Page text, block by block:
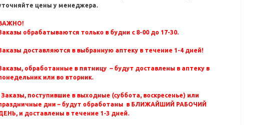
цены у менеджера.
обрабатываются только в будни с 8-00 до 17-30.
доставляются в выбранную аптеку в течение 1-4 дней!
обработанные в пятницу – будут доставлены в аптеку в
или во вторник.
Заказы, поступившие в выходные (суббота, воскресенье) или
дни – будут обработаны в БЛИЖАЙШИЙ РАБОЧИЙ
и доставлены в течение 1-3 дней.